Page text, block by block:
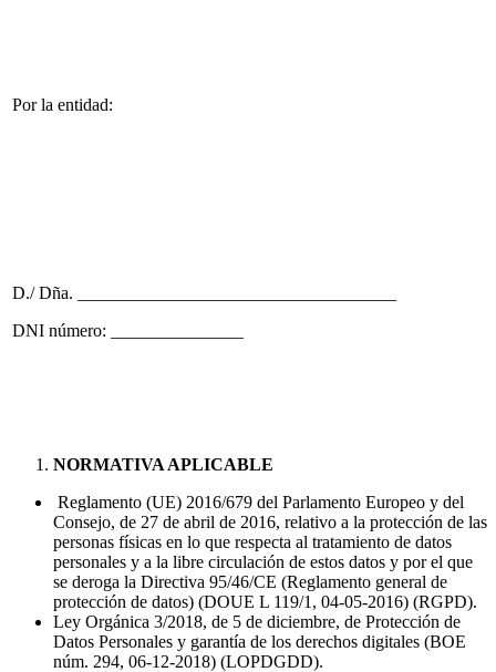
Por la entidad:
D./ Dña. ____________________________________
DNI número: _______________
NORMATIVA APLICABLE
Reglamento (UE) 2016/679 del Parlamento Europeo y del
Consejo, de 27 de abril de 2016, relativo a la protección de las
personas físicas en lo que respecta al tratamiento de datos
personales y a la libre circulación de estos datos y por el que
se deroga la Directiva 95/46/CE (Reglamento general de
protección de datos) (DOUE L 119/1, 04-05-2016) (RGPD).
Ley Orgánica 3/2018, de 5 de diciembre, de Protección de
Datos Personales y garantía de los derechos digitales (BOE
núm. 294, 06-12-2018) (LOPDGDD).